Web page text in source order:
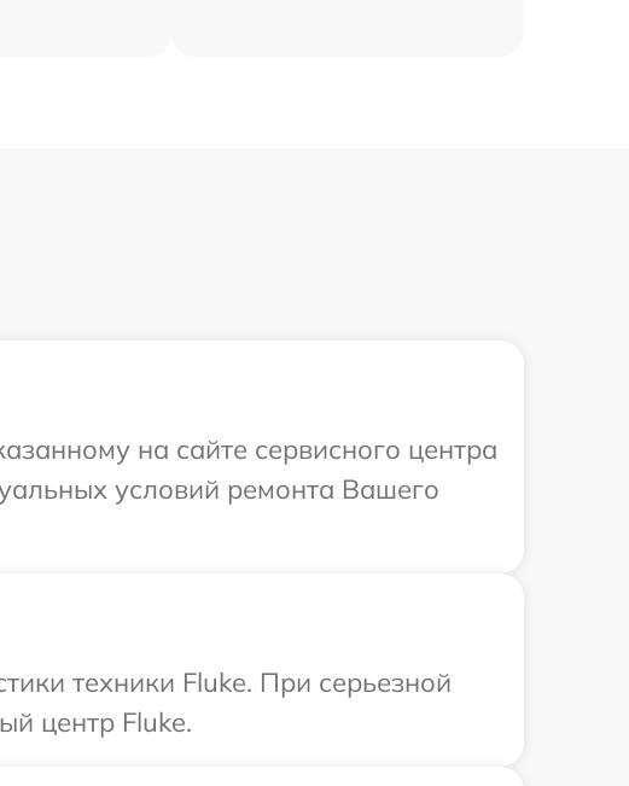
на сайте сервисного центра
условий ремонта Вашего
техники Fluke. При серьезной
центр Fluke.